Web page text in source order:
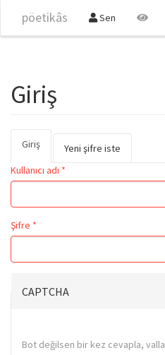
pöetikâs Sen
Giriş
Birincil sekmeler
Giriş
Yeni şifre iste
Kullanıcı adı *
Şifre *
CAPTCHA
Bot değilsen bir kez cevapla,